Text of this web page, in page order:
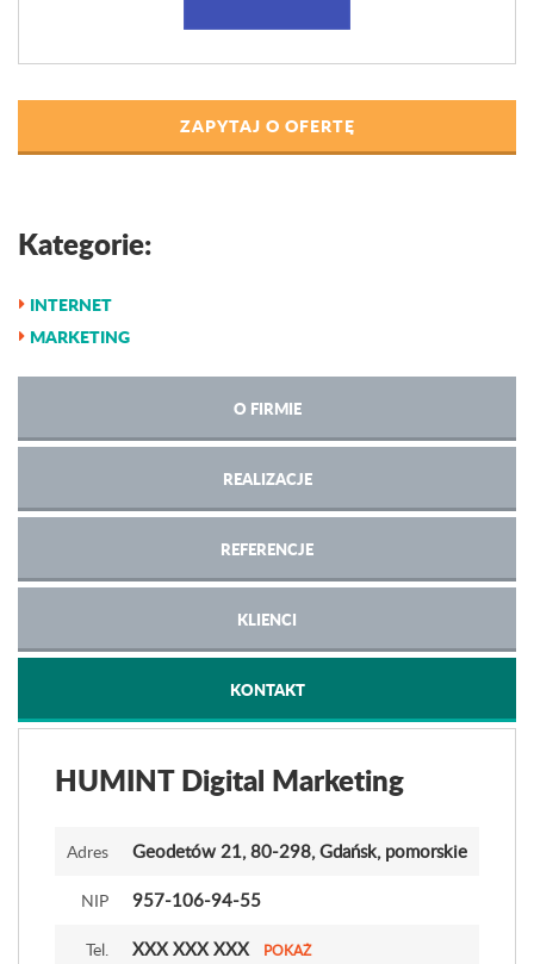
ZAPYTAJ O OFERTĘ
Kategorie:
INTERNET
MARKETING
O FIRMIE
REALIZACJE
REFERENCJE
KLIENCI
KONTAKT
HUMINT Digital Marketing
Adres Geodetów 21, 80-298, Gdańsk, pomorskie
NIP 957-106-94-55
Tel. XXX XXX XXX POKAŻ